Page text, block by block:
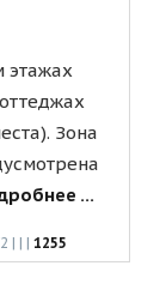
этажах
Зона
...
| | | 1255